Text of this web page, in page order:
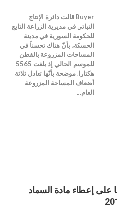
Buyer قالت دائرة الإنتاج
النباتي في مديرية الزراعة التابع
للحكومة السورية في مدينة
الحسكة، بأنّ هناك تحسناً في
المساحات المزروعة بالقطن
للموسم الحالي إذ بلغت 5565
هكتارا. موضحة بأنّها تعادل ثلاثة
أضعاف المساحة المزروعة
العام…
على إعطاء مادة السماد